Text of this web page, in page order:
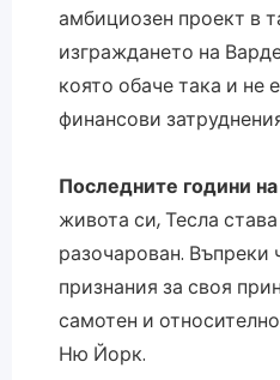
амбициозен проект в
изграждането на
която обаче така и не
финансови
Последните години
живота си, Тесла
разочарован. Въпреки
признания за своя
самотен и
Ню Йорк.